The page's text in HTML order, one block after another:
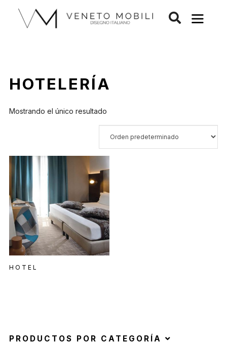
contenido
HOTELERÍA
Mostrando el único resultado
HOTEL
PRODUCTOS POR CATEGORÍA